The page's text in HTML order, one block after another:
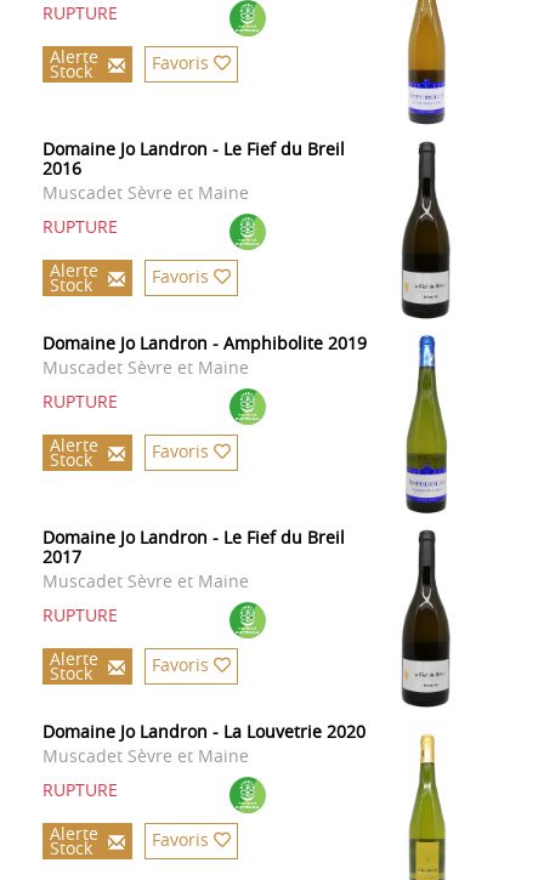
RUPTURE
Alerte
Stock Favoris
Domaine Jo Landron - Le Fief du Breil
2016
Muscadet Sèvre et Maine
RUPTURE
Alerte
Stock Favoris
Domaine Jo Landron - Amphibolite 2019
Muscadet Sèvre et Maine
RUPTURE
Alerte
Stock Favoris
Domaine Jo Landron - Le Fief du Breil
2017
Muscadet Sèvre et Maine
RUPTURE
Alerte
Stock Favoris
Domaine Jo Landron - La Louvetrie 2020
Muscadet Sèvre et Maine
RUPTURE
Alerte
Stock Favoris